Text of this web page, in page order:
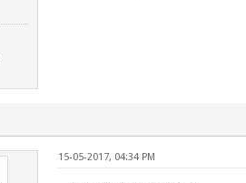
15-05-2017, 04:34 PM